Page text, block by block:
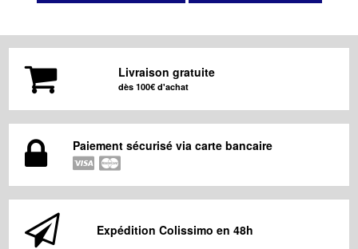
Livraison gratuite
dès 100€ d'achat
Paiement sécurisé via carte bancaire
Expédition Colissimo en 48h